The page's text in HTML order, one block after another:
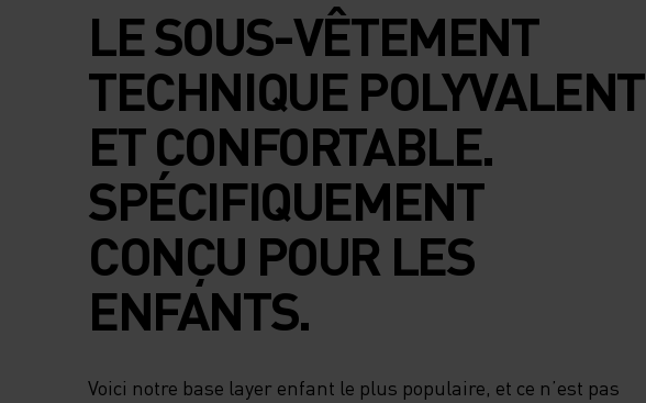
LE SOUS-VÊTEMENT
TECHNIQUE POLYVALENT
ET CONFORTABLE.
SPÉCIFIQUEMENT
CONÇU POUR LES
ENFANTS.
Voici notre base layer enfant le plus populaire, et ce n’est pas